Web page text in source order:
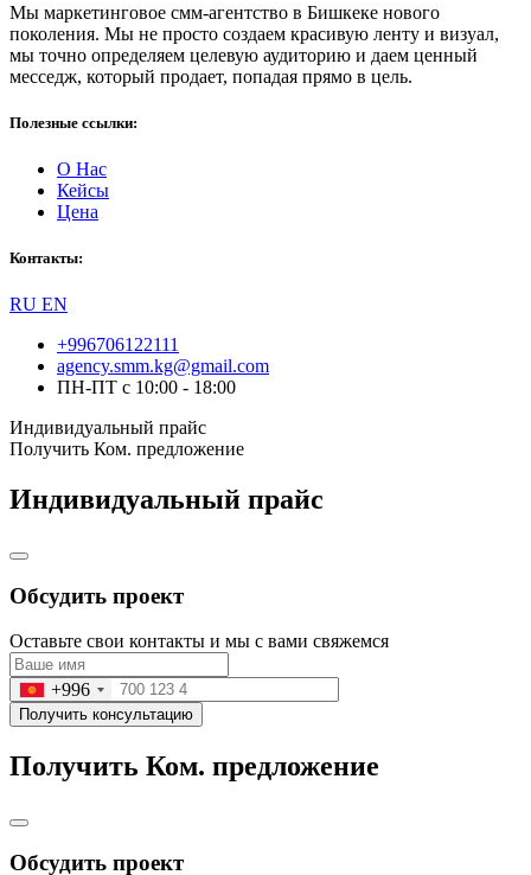
Мы маркетинговое смм-агентство в Бишкеке нового
поколения. Мы не просто создаем красивую ленту и визуал,
мы точно определяем целевую аудиторию и даем ценный
месседж, который продает, попадая прямо в цель.
Полезные ссылки:
О Нас
Кейсы
Цена
Контакты:
RU EN
+996706122111
agency.smm.kg@gmail.com
ПН-ПТ с 10:00 - 18:00
Индивидуальный прайс
Получить Ком. предложение
Индивидуальный прайс
Обсудить проект
Оставьте свои контакты и мы с вами свяжемся
+996
Получить консультацию
Получить Ком. предложение
Обсудить проект